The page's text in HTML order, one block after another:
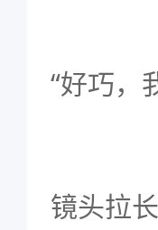
“好巧，
镜头拉